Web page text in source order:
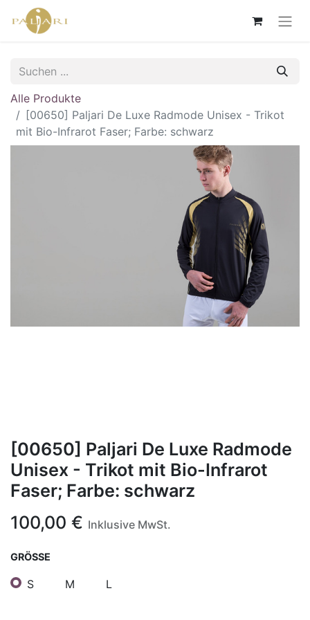
Alle Produkte
[00650] Paljari De Luxe Radmode Unisex - Trikot
mit Bio-Infrarot Faser; Farbe: schwarz
[00650] Paljari De Luxe Radmode
Unisex - Trikot mit Bio-Infrarot
Faser; Farbe: schwarz
100,00 € Inklusive MwSt.
GRÖSSE
S M L